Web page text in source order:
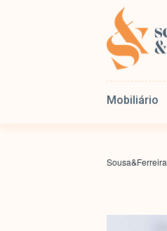
Mobiliário
Sousa&Ferreira